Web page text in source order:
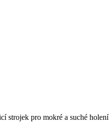
strojek pro mokré a suché holení